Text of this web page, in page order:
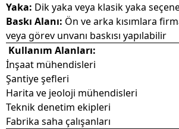
Yaka: Dik yaka veya klasik yaka
Baskı Alanı: Ön ve arka kısımlara
veya görev unvanı baskısı yapılabilir
Kullanım Alanları:
İnşaat mühendisleri
Şantiye şefleri
Harita ve jeoloji mühendisleri
Teknik denetim ekipleri
Fabrika saha çalışanları